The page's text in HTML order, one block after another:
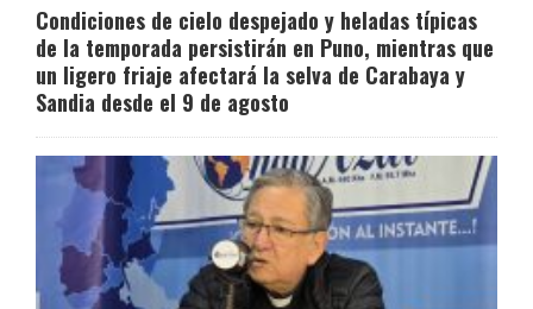
Condiciones de cielo despejado y heladas típicas
de la temporada persistirán en Puno, mientras que
un ligero friaje afectará la selva de Carabaya y
Sandia desde el 9 de agosto